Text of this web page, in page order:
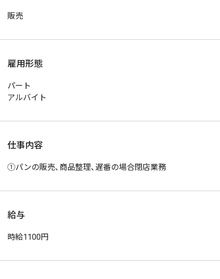
販売
雇用形態
パート
アルバイト
仕事内容
①パンの販売、商品整理、遅番の場合閉店業務
給与
時給1100円